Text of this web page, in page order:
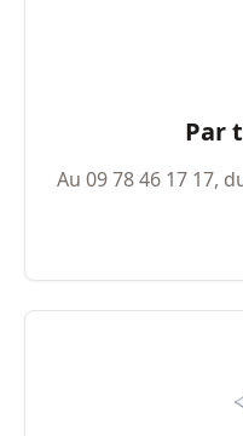
Par
Au 09​ 78​ 46​ 17​ 17,